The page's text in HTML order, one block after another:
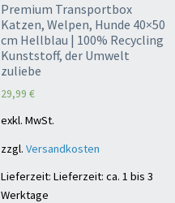
Premium Transportbox
Katzen, Welpen, Hunde 40×50
cm Hellblau | 100% Recycling
Kunststoff, der Umwelt
zuliebe
29,99 €
exkl. MwSt.
zzgl. Versandkosten
Lieferzeit: Lieferzeit: ca. 1 bis 3
Werktage